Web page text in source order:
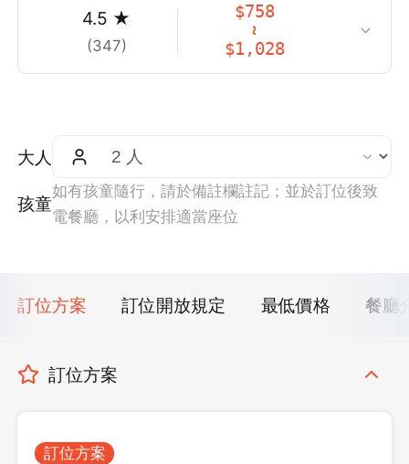
4.5 ★
(347)
$758
~
$1,028
大人
孩童
如有孩童隨行，請於備註欄註記；並於訂位後致
電餐廳，以利安排適當座位
訂位方案 訂位開放規定 最低價格 餐廳
訂位方案
訂位方案